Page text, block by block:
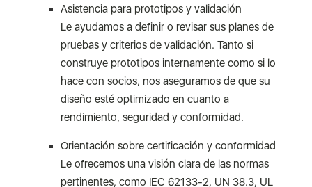
Asistencia para prototipos y validación
Le ayudamos a definir o revisar sus planes de
pruebas y criterios de validación. Tanto si
construye prototipos internamente como si lo
hace con socios, nos aseguramos de que su
diseño esté optimizado en cuanto a
rendimiento, seguridad y conformidad.
Orientación sobre certificación y conformidad
Le ofrecemos una visión clara de las normas
pertinentes, como IEC 62133-2, UN 38.3, UL